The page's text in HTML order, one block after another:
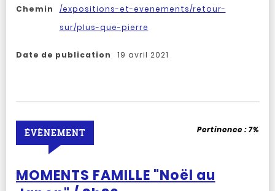
Chemin
/expositions-et-evenements/retour-
sur/plus-que-pierre
Date de publication 19 avril 2021
MOMENTS FAMILLE "Noël au
ÉVÈNEMENT Pertinence :7%